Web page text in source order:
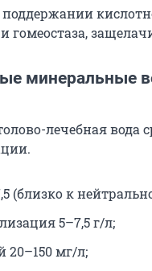
поддержании
гомеостаза,
минеральные
лечебная вода
(близко к
5–7,5 г/л;
20–150 мг/л;